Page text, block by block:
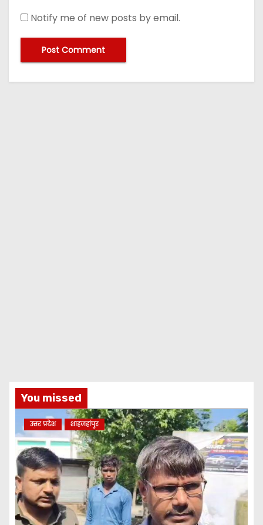
Notify me of new posts by email.
You missed
उत्तर प्रदेश शाहजहांपुर